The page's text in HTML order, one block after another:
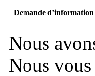
Demande
Nous
Nous